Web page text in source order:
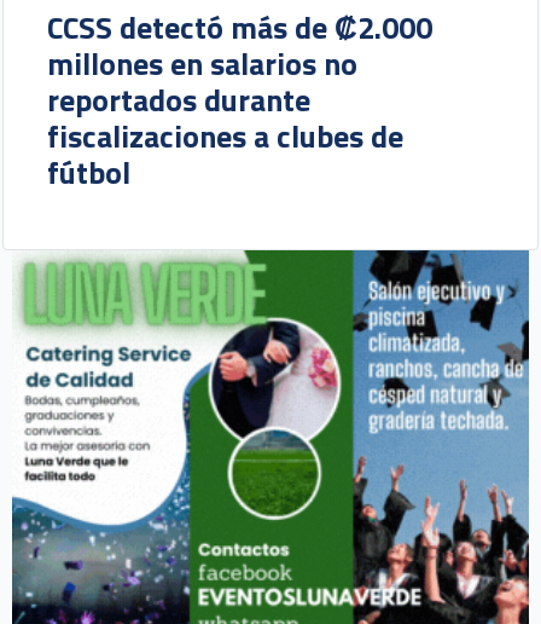
CCSS detectó más de ₡2.000
millones en salarios no
reportados durante
fiscalizaciones a clubes de
fútbol